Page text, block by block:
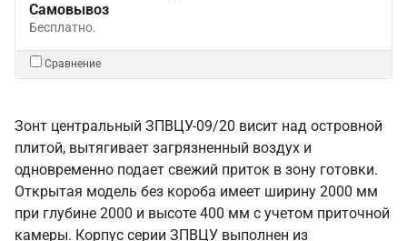
Самовывоз
Бесплатно.
Сравнение
Зонт центральный ЗПВЦУ-09/20 висит над островной
плитой, вытягивает загрязненный воздух и
одновременно подает свежий приток в зону готовки.
Открытая модель без короба имеет ширину 2000 мм
при глубине 2000 и высоте 400 мм с учетом приточной
камеры. Корпус серии ЗПВЦУ выполнен из